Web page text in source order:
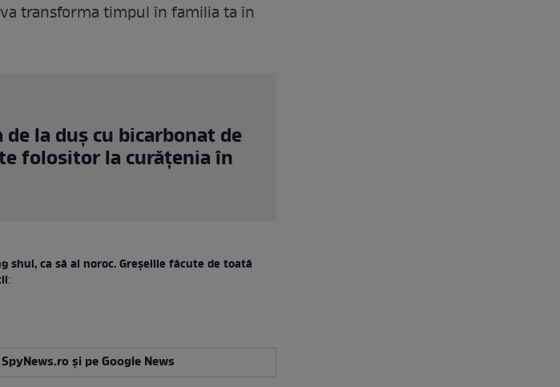
transforma timpul în familia ta în
la duș cu bicarbonat de
folositor la curățenia în
shui, ca să ai noroc. Greșelile făcute de toată
:
și pe Google News